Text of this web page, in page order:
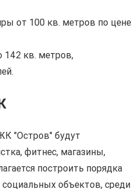
от 100 кв. метров по цене
кв. метров,
"Остров" будут
фитнес, магазины,
построить порядка
объектов, среди